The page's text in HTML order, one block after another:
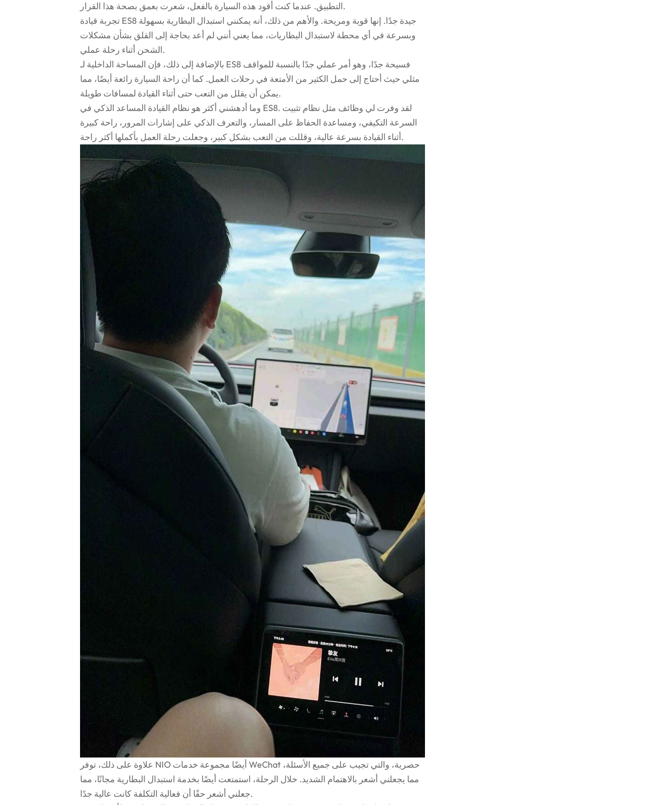
التطبيق. عندما كنت أقود هذه السيارة بالفعل، شعرت بعمق بصحة هذا القرار.
تجربة قيادة ES8 جيدة جدًا. إنها قوية ومريحة. والأهم من ذلك، أنه يمكنني استبدال البطارية بسهولة
وبسرعة في أي محطة لاستبدال البطاريات، مما يعني أنني لم أعد بحاجة إلى القلق بشأن مشكلات
الشحن أثناء رحلة عملي.
بالإضافة إلى ذلك، فإن المساحة الداخلية لـ ES8 فسيحة جدًا، وهو أمر عملي جدًا بالنسبة للمواقف
مثلي حيث أحتاج إلى حمل الكثير من الأمتعة في رحلات العمل. كما أن راحة السيارة رائعة أيضًا، مما
يمكن أن يقلل من التعب حتى أثناء القيادة لمسافات طويلة.
وما أدهشني أكثر هو نظام القيادة المساعد الذكي في ES8. لقد وفرت لي وظائف مثل نظام تثبيت
السرعة التكيفي، ومساعدة الحفاظ على المسار، والتعرف الذكي على إشارات المرور، راحة كبيرة
أثناء القيادة بسرعة عالية، وقللت من التعب بشكل كبير، وجعلت رحلة العمل بأكملها أكثر راحة.
علاوة على ذلك، توفر NIO أيضًا مجموعة خدمات WeChat حصرية، والتي تجيب على جميع الأسئلة،
مما يجعلني أشعر بالاهتمام الشديد. خلال الرحلة، استمتعت أيضًا بخدمة استبدال البطارية مجانًا، مما
جعلني أشعر حقًا أن فعالية التكلفة كانت عالية جدًا.